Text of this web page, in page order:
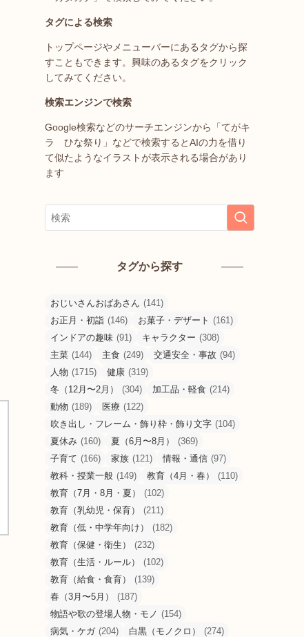
タグによる検索
トップページやメニューバーにあるタグから探
すこともできます。興味のあるタグをクリック
してみてください。
検索エンジンで検索
Google検索などのサーチエンジンから「てがキ
ラ ひな祭り」などで検索するとAIの力を借り
て似たようなイラストが表示される場合があり
ます
タグから探す
おじいさんおばあさん (141)
お正月・初詣 (146) お菓子・デザート (161)
インドアの趣味 (91) キャラクター (308)
主菜 (144) 主食 (249) 交通安全・事故 (94)
人物 (1715) 健康 (319)
冬（12月〜2月）
(304) 加工品・軽食 (214)
動物 (189) 医療 (122)
吹き出し・フレーム・飾り枠・飾り文字 (104)
夏休み (160) 夏（6月〜8月）
(369)
子育て (166) 家族 (121) 情報・通信 (97)
教科・授業一般 (149) 教育（4月・春）
(110)
教育（7月・8月・夏）
(102)
教育（乳幼児・保育）
(211)
教育（低・中学年向け）
(182)
教育（保健・衛生）
(232)
教育（生活・ルール）
(102)
教育（給食・食育）
(139)
春（3月〜5月）
(187)
物語や歌の登場人物・モノ (154)
病気・ケガ (204) 白黒（モノクロ）
(274)